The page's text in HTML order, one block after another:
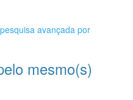
avançada por
mesmo(s)